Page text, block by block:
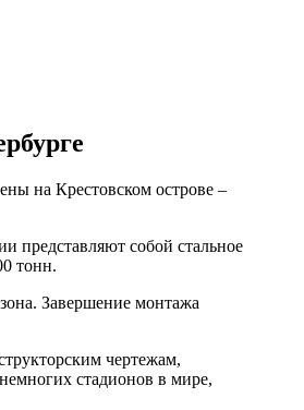
на Крестовском острове –
представляют собой стальное
тонн.
Завершение монтажа
чертежам,
стадионов в мире,